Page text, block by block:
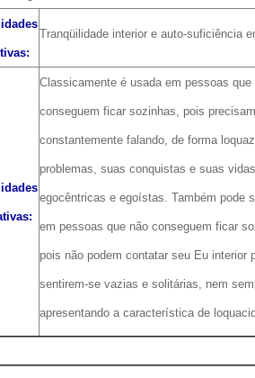
Tranqüilidade interior e auto-suficiência
Classicamente é usada em pessoas que
conseguem ficar sozinhas, pois
constantemente falando, de forma
problemas, suas conquistas e suas
egocêntricas e egoístas. Também pode
em pessoas que não conseguem ficar
pois não podem contatar seu Eu interior
sentirem-se vazias e solitárias, nem
apresentando a característica de